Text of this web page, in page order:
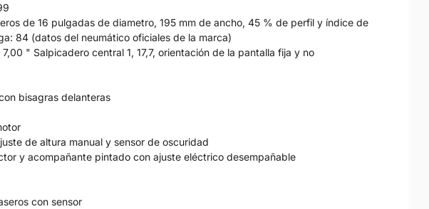
de 16 pulgadas de diametro, 195 mm de ancho, 45 % de perfil y índice de
84 (datos del neumático oficiales de la marca)
" Salpicadero central 1, 17,7, orientación de la pantalla fija y no
bisagras delanteras
de altura manual y sensor de oscuridad
y acompañante pintado con ajuste eléctrico desempañable
con sensor